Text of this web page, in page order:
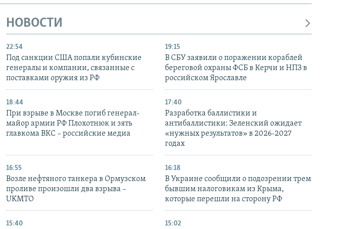
НОВОСТИ
22:54
Под санкции США попали кубинские
генералы и компании, связанные с
поставками оружия из РФ
19:15
В СБУ заявили о поражении кораблей
береговой охраны ФСБ в Керчи и НПЗ в
российском Ярославле
18:44
При взрыве в Москве погиб генерал-
майор армии РФ Плохотнюк и зять
главкома ВКС – российские медиа
17:40
Разработка баллистики и
антибаллистики: Зеленский ожидает
«нужных результатов» в 2026-2027
годах
16:55
Возле нефтяного танкера в Ормузском
проливе произошли два взрыва –
UKMTO
16:18
В Украине сообщили о подозрении трем
бывшим налоговикам из Крыма,
которые перешли на сторону РФ
15:40 15:02